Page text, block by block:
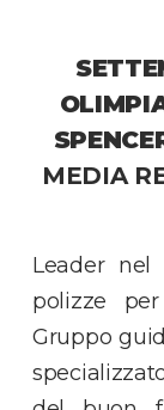
MEDIA
Leader nel
polizze
Gruppo